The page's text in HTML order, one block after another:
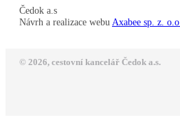
Čedok a.s
Návrh a realizace webu Axabee sp. z. o.o.
© 2026, cestovní kancelář Čedok a.s.